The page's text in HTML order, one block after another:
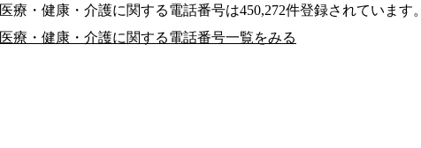
医療・健康・介護に関する電話番号は450,272件登録されています。
医療・健康・介護に関する電話番号一覧をみる